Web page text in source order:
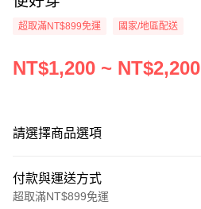
超取滿NT$899免運 國家/地區配送
NT$1,200 ~ NT$2,200
請選擇商品選項
付款與運送方式
超取滿NT$899免運